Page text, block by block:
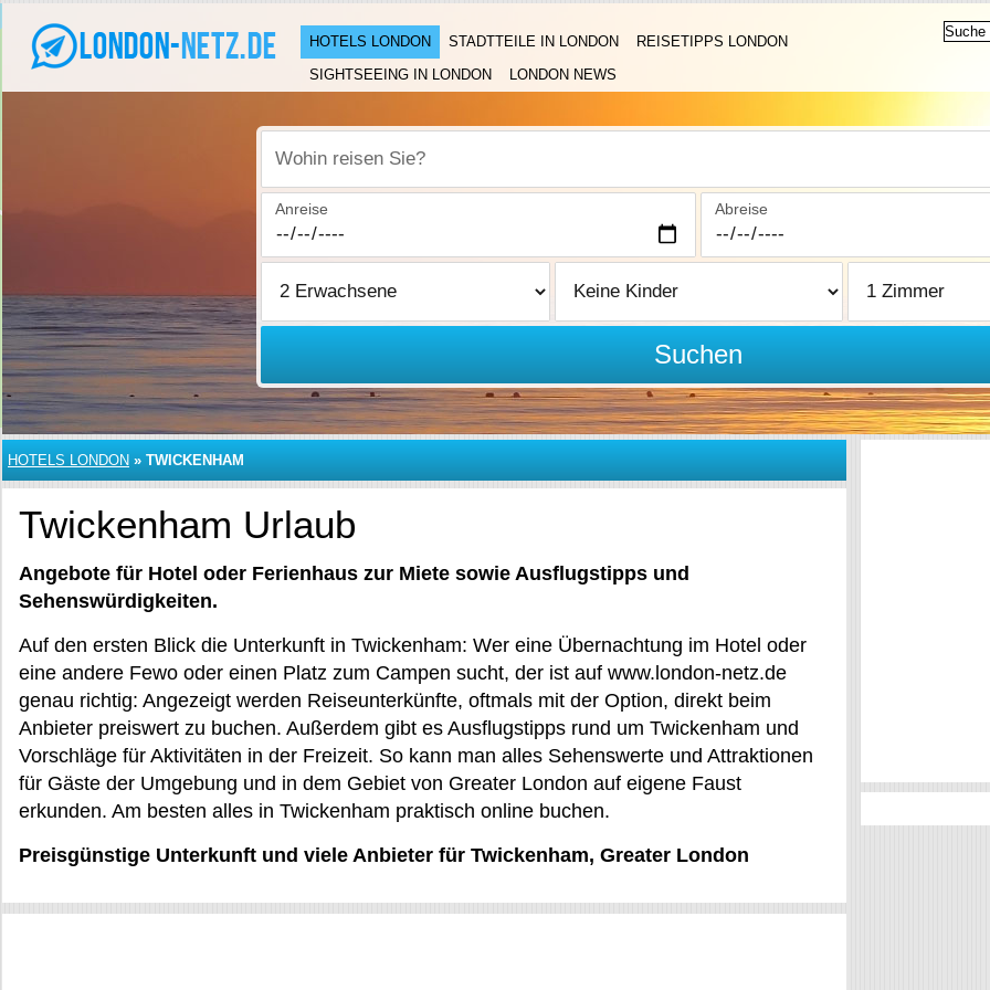
HOTELS LONDON STADTTEILE IN LONDON
REISETIPPS LONDON
SIGHTSEEING IN LONDON
LONDON NEWS
Wohin reisen Sie?
Anreise Abreise
Suchen
HOTELS LONDON » TWICKENHAM
Twickenham Urlaub
Angebote für Hotel oder Ferienhaus zur Miete sowie Ausflugstipps und
Sehenswürdigkeiten.
Auf den ersten Blick die Unterkunft in Twickenham: Wer eine Übernachtung im Hotel oder
eine andere Fewo oder einen Platz zum Campen sucht, der ist auf www.london-netz.de
genau richtig: Angezeigt werden Reiseunterkünfte, oftmals mit der Option, direkt beim
Anbieter preiswert zu buchen. Außerdem gibt es Ausflugstipps rund um Twickenham und
Vorschläge für Aktivitäten in der Freizeit. So kann man alles Sehenswerte und Attraktionen
für Gäste der Umgebung und in dem Gebiet von Greater London auf eigene Faust
erkunden. Am besten alles in Twickenham praktisch online buchen.
Preisgünstige Unterkunft und viele Anbieter für Twickenham, Greater London